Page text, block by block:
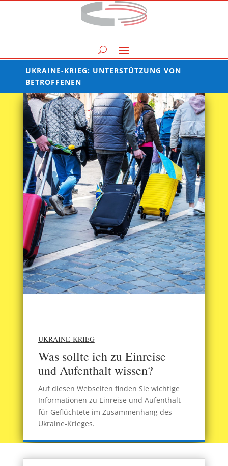
UKRAINE-KRIEG: UNTERSTÜTZUNG VON
BETROFFENEN
UKRAINE-KRIEG
Was sollte ich zu Einreise
und Aufenthalt wissen?
Auf diesen Webseiten finden Sie wichtige
Informationen zu Einreise und Aufenthalt
für Geflüchtete im Zusammenhang des
Ukraine-Krieges.